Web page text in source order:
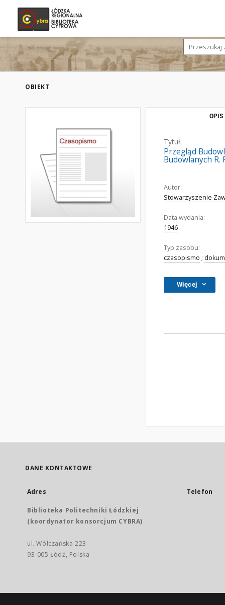
OBIEKT
OPIS
Tytuł:
Przegląd
Budowlanych R.
Autor:
Stowarzyszenie
Data wydania:
1946
Typ zasobu:
czasopismo ;
Więcej
DANE KONTAKTOWE
Adres
Biblioteka Politechniki Łódzkiej
(koordynator konsorcjum CYBRA)
ul. Wólczańska 223
93-005 Łódź, Polska
Telefon